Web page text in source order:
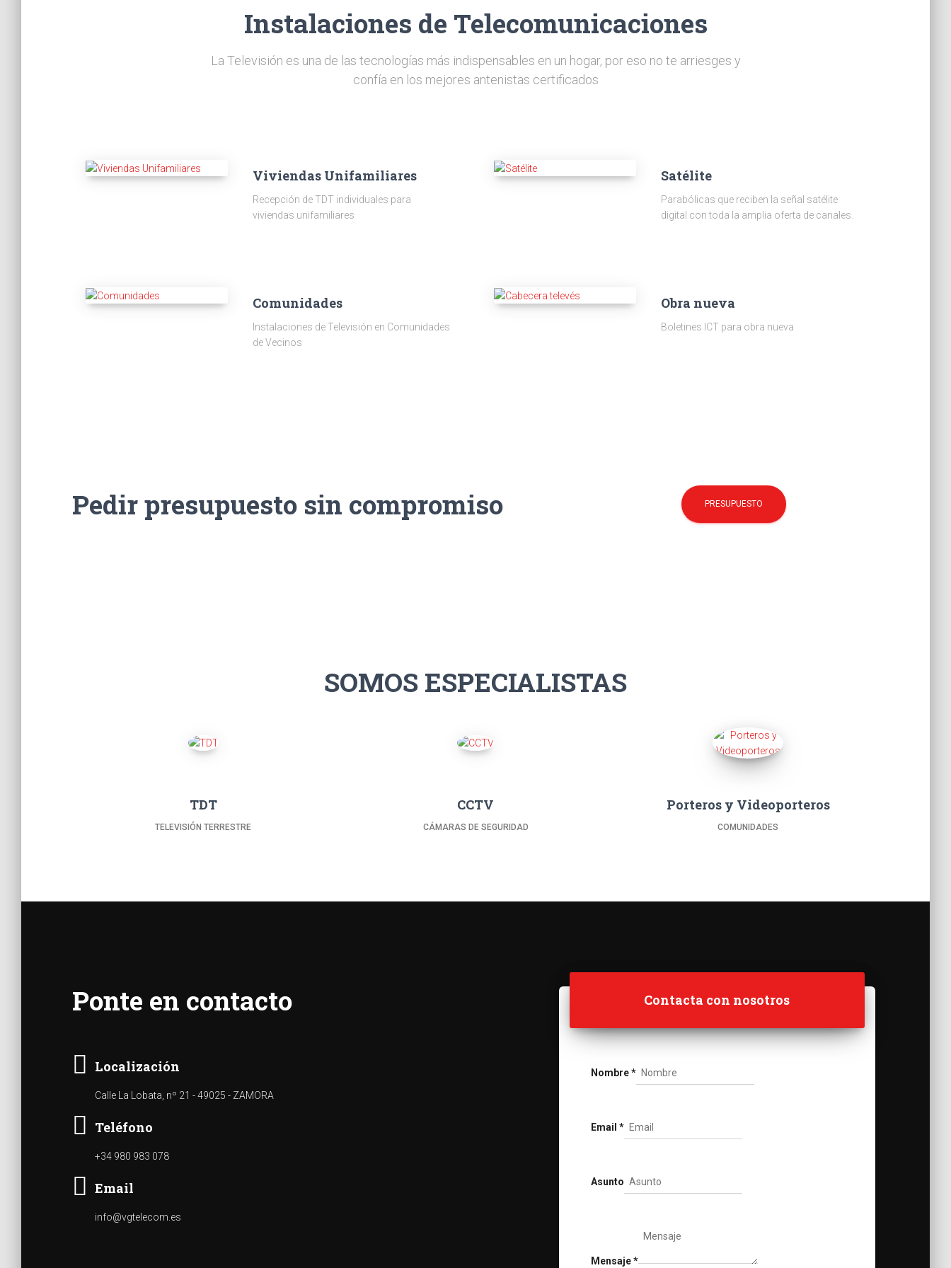
Instalaciones de Telecomunicaciones
La Televisión es una de las tecnologías más indispensables en un hogar, por eso no te arriesges y
confía en los mejores antenistas certificados
Viviendas Unifamiliares
Recepción de TDT individuales para
viviendas unifamiliares
Satélite
Parabólicas que reciben la señal satélite
digital con toda la amplia oferta de canales.
Comunidades
Instalaciones de Televisión en Comunidades
de Vecinos
Obra nueva
Boletines ICT para obra nueva
Pedir presupuesto sin compromiso PRESUPUESTO
SOMOS ESPECIALISTAS
TDT
TELEVISIÓN TERRESTRE
CCTV
CÁMARAS DE SEGURIDAD
Porteros y Videoporteros
COMUNIDADES
Ponte en contacto
Localización
Calle La Lobata, nº 21 - 49025 - ZAMORA
Teléfono
+34 980 983 078
Email
info@vgtelecom.es
Contacta con nosotros
Nombre*
Email *
Asunto
Mensaje*